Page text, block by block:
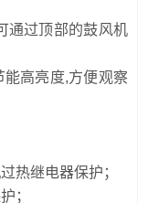
通过顶部的鼓风机
能高亮度,方便观察
热继电器保护；
；